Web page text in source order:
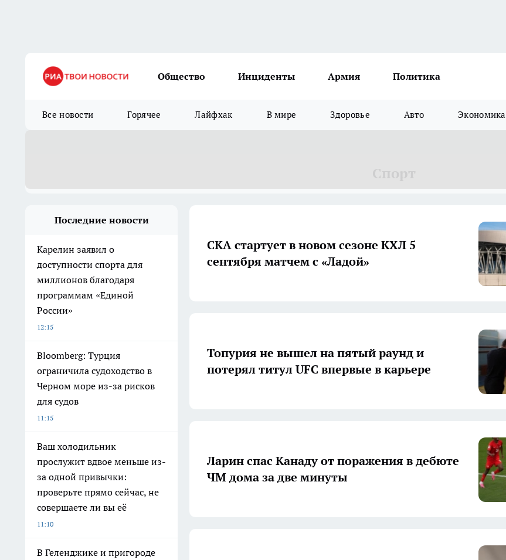
Общество Инциденты Армия Политика
Все новости Горячее Лайфхак В мире Здоровье Авто Экономика
Последние новости
Карелин заявил о
доступности спорта для
миллионов благодаря
программам «Единой
России»
12:15
Bloomberg: Турция
ограничила судоходство в
Черном море из-за рисков
для судов
11:15
Ваш холодильник
прослужит вдвое меньше из-
за одной привычки:
проверьте прямо сейчас, не
совершаете ли вы её
11:10
В Геленджике и пригороде
СКА стартует в новом сезоне КХЛ 5
сентября матчем с «Ладой»
Топурия не вышел на пятый раунд и
потерял титул UFC впервые в карьере
Ларин спас Канаду от поражения в дебюте
ЧМ дома за две минуты